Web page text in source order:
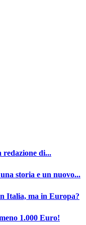
redazione di...
storia e un nuovo...
Italia, ma in Europa?
1.000 Euro!